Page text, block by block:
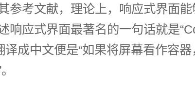
参考文献，理论上，响应式界面能
响应式界面最著名的一句话就是
译成中文便是“如果将屏幕看作容器